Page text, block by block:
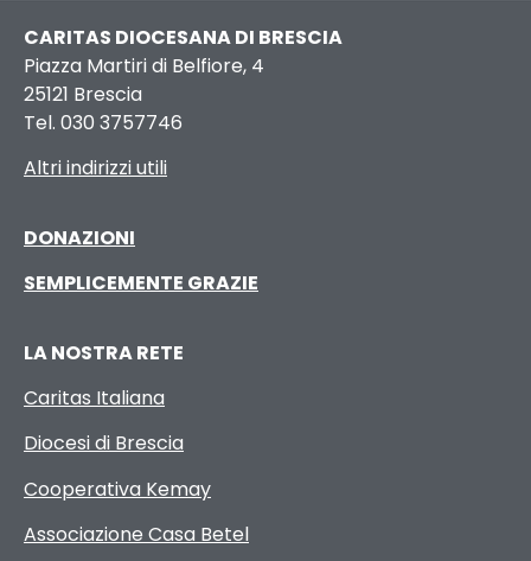
CARITAS DIOCESANA DI BRESCIA
Piazza Martiri di Belfiore, 4
25121 Brescia
Tel. 030 3757746
Altri indirizzi utili
DONAZIONI
SEMPLICEMENTE GRAZIE
LA NOSTRA RETE
Caritas Italiana
Diocesi di Brescia
Cooperativa Kemay
Associazione Casa Betel